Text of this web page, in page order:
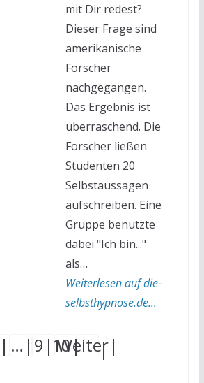
mit Dir redest?
Dieser Frage sind
amerikanische
Forscher
nachgegangen.
Das Ergebnis ist
überraschend. Die
Forscher ließen
Studenten 20
Selbstaussagen
aufschreiben. Eine
Gruppe benutzte
dabei "Ich bin..."
als…
Weiterlesen auf die-
selbsthypnose.de...
… 9 10
Weiter